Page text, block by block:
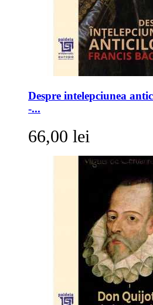
Despre intelepciunea
-...
66,00 lei